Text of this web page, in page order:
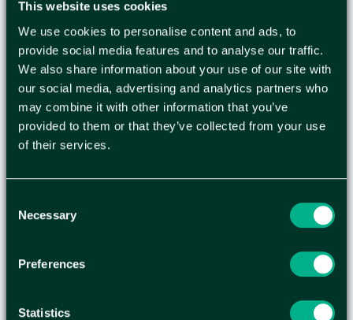
This website uses cookies
We use cookies to personalise content and ads, to
provide social media features and to analyse our traffic.
We also share information about your use of our site with
our social media, advertising and analytics partners who
may combine it with other information that you’ve
provided to them or that they’ve collected from your use
of their services.
Selection
Necessary
Preferences
Statistics
Pallboxar eller pallcontainrar finns i hel och
halvpallsformat i en kvalitet som lämpar sig för
export. De håller reda på dina produkter och
försluts enkelt med tejp, häftklammer eller lim,
helt efter dina önskemål.Produktfördelar:
Enkel att hantera.
Försluts enkelt med tejp.
Användning:
till stapling och export.